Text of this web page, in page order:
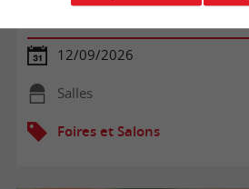
12/09/2026
Salles
Foires et Salons